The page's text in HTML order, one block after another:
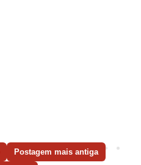
Postagem mais antiga